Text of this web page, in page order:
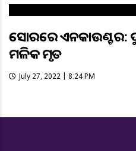
ସୋରରେ ଏନକାଉଣ୍ଟର:
ମଳିକ ମୃତ
July 27, 2022 | 8:24 PM